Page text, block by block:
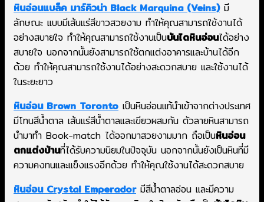
หินอ่อนแบล็ค มาร์คิวน่า Black Marquina (Veins)มี
ลักษณะ แบบมีเส้นแร่สีขาวสวยงาม ทำให้คุณสามารถใช้งานได้
อย่างสบายใจ ทำให้คุณสามารถใช้งานเป็นบันไดหินอ่อนได้อย่าง
สบายใจ นอกจากนั้นยังสามารถใช้ตกแต่งอาคารและบ้านได้อีก
ด้วย ทำให้คุณสามารถใช้งานได้อย่างสะดวกสบาย และใช้งานได้
ในระยะยาว
หินอ่อน Brown Toronto เป็นหินอ่อนแท้นำเข้าจากต่างประเทศ
มีโทนสีน้ำตาล เส้นแร่สีน้ำตาลและเขียวผสมกัน ตัวลายหินสามารถ
นำมาทำ Book-match ได้ออกมาสวยงามมาก ถือเป็นหินอ่อน
ตกแต่งบ้านที่ได้รับความนิยมในปัจจุบัน นอกจากนั้นยังเป็นหินที่มี
ความคงทนและแข็งแรงอีกด้วย ทำให้คุณใช้งานได้สะดวกสบาย
หินอ่อน Crystal Emperadorมีสีน้ำตาลอ่อน และมีความ